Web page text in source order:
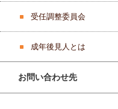
受任調整委員会
成年後見人とは
お問い合わせ先